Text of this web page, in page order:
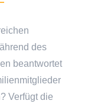
des
beantwortet
Verfügt die